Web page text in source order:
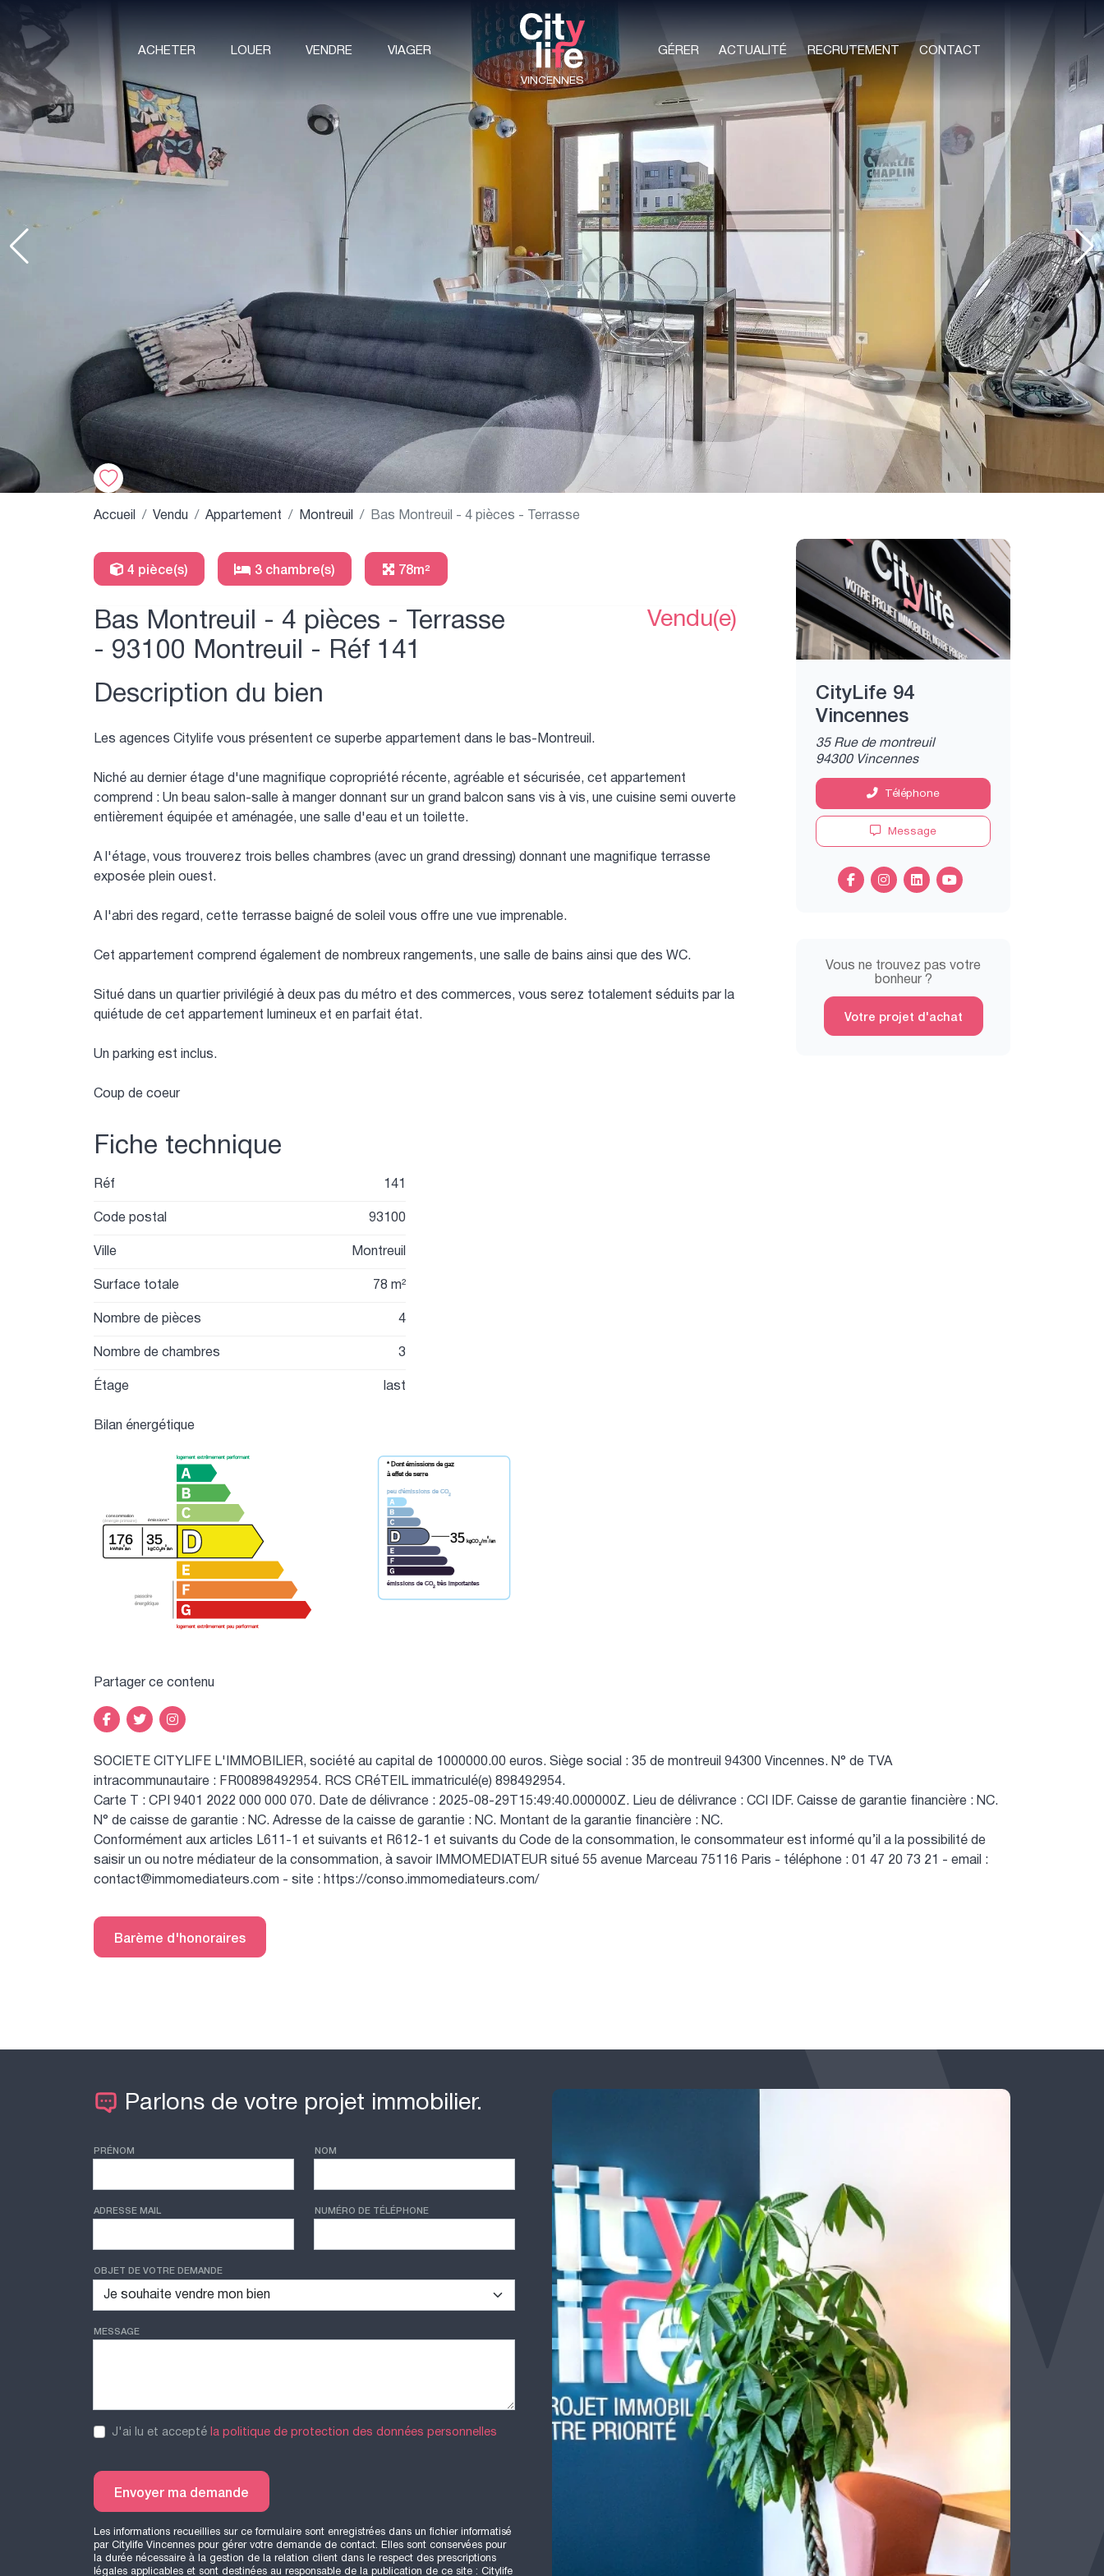
ACHETER LOUER VENDRE VIAGER
VINCENNES
GÉRER ACTUALITÉ RECRUTEMENT CONTACT
Accueil Vendu Appartement Montreuil Bas Montreuil - 4 pièces - Terrasse
4 pièce(s) 3 chambre(s) 78m²
Bas Montreuil - 4 pièces - Terrasse
- 93100 Montreuil - Réf 141
Vendu(e)
Description du bien
Les agences Citylife vous présentent ce superbe appartement dans le bas-Montreuil.
Niché au dernier étage d'une magnifique copropriété récente, agréable et sécurisée, cet appartement
comprend : Un beau salon-salle à manger donnant sur un grand balcon sans vis à vis, une cuisine semi ouverte
entièrement équipée et aménagée, une salle d'eau et un toilette.
A l'étage, vous trouverez trois belles chambres (avec un grand dressing) donnant une magnifique terrasse
exposée plein ouest.
A l'abri des regard, cette terrasse baigné de soleil vous offre une vue imprenable.
Cet appartement comprend également de nombreux rangements, une salle de bains ainsi que des WC.
Situé dans un quartier privilégié à deux pas du métro et des commerces, vous serez totalement séduits par la
quiétude de cet appartement lumineux et en parfait état.
Un parking est inclus.
Coup de coeur
Fiche technique
Réf
141
Code postal
93100
Ville
Montreuil
Surface totale
78 m²
Nombre de pièces
4
Nombre de chambres
3
Étage
last
Bilan énergétique
passoire
énergétique
logement extrêmement performant
logement extrêmement peu performant
consommation
(énergie primaire)
176
kWh/m²/an
émissions*
35
kgCO2/m
²
/an
* Dont émissions de gaz
à effet de serre
peu d'émissions de CO2
émissions de CO2 très importantes
35 kgCO2/m²/an
Partager ce contenu
CityLife 94
Vincennes
35 Rue de montreuil
94300 Vincennes
Téléphone
Message
Vous ne trouvez pas votre
bonheur ?
Votre projet d'achat
SOCIETE CITYLIFE L'IMMOBILIER, société au capital de 1000000.00 euros. Siège social : 35 de montreuil 94300 Vincennes. N° de TVA
intracommunautaire : FR00898492954. RCS CRéTEIL immatriculé(e) 898492954.
Carte T : CPI 9401 2022 000 000 070. Date de délivrance : 2025-08-29T15:49:40.000000Z. Lieu de délivrance : CCI IDF. Caisse de garantie financière : NC.
N° de caisse de garantie : NC. Adresse de la caisse de garantie : NC. Montant de la garantie financière : NC.
Conformément aux articles L611-1 et suivants et R612-1 et suivants du Code de la consommation, le consommateur est informé qu’il a la possibilité de
saisir un ou notre médiateur de la consommation, à savoir IMMOMEDIATEUR situé 55 avenue Marceau 75116 Paris - téléphone : 01 47 20 73 21 - email :
contact@immomediateurs.com - site : https://conso.immomediateurs.com/
Barème d'honoraires
Parlons de votre projet immobilier.
PRÉNOM NOM
ADRESSE MAIL NUMÉRO DE TÉLÉPHONE
OBJET DE VOTRE DEMANDE
MESSAGE
J'ai lu et acceptéla politique de protection des données personnelles
Envoyer ma demande
Les informations recueillies sur ce formulaire sont enregistrées dans un fichier informatisé
par Citylife Vincennes pour gérer votre demande de contact. Elles sont conservées pour
la durée nécessaire à la gestion de la relation client dans le respect des prescriptions
légales applicables et sont destinées au responsable de la publication de ce site : Citylife